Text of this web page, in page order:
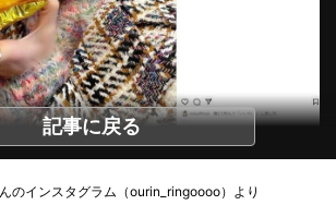
記事に戻る
のインスタグラム（ourin_ringoooo）より